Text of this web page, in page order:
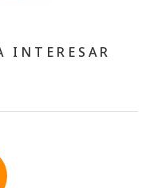
INTERESAR